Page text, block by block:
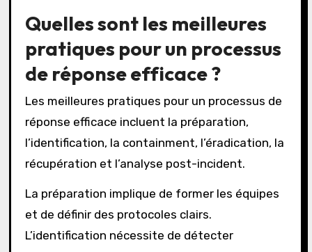
Quelles sont les meilleures
pratiques pour un processus
de réponse efficace ?
Les meilleures pratiques pour un processus de
réponse efficace incluent la préparation,
l’identification, la containment, l’éradication, la
récupération et l’analyse post-incident.
La préparation implique de former les équipes
et de définir des protocoles clairs.
L’identification nécessite de détecter